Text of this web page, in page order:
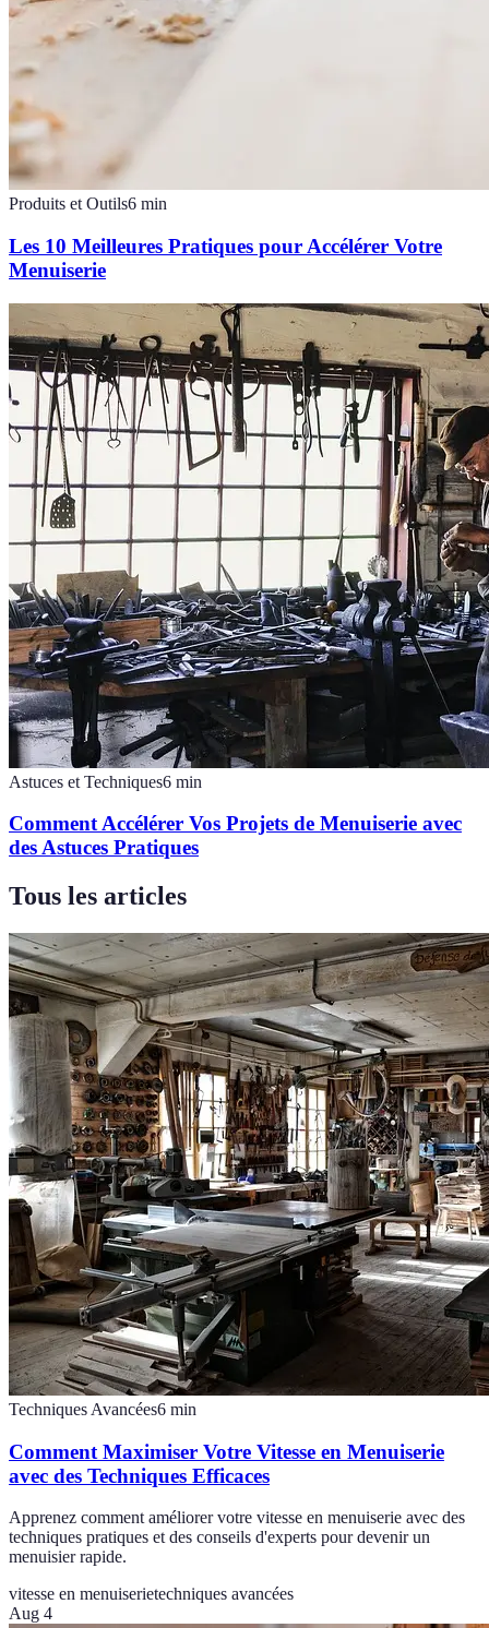
Produits et Outils6 min
Les 10 Meilleures Pratiques pour Accélérer Votre
Menuiserie
Astuces et Techniques6 min
Comment Accélérer Vos Projets de Menuiserie avec
des Astuces Pratiques
Tous les articles
Techniques Avancées6 min
Comment Maximiser Votre Vitesse en Menuiserie
avec des Techniques Efficaces
Apprenez comment améliorer votre vitesse en menuiserie avec des
techniques pratiques et des conseils d'experts pour devenir un
menuisier rapide.
vitesse en menuiserietechniques avancées
Aug 4